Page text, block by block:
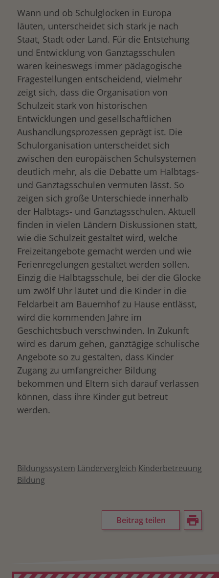
Wann und ob Schulglocken in Europa
läuten, unterscheidet sich stark je nach
Staat, Stadt oder Land. Für die Entstehung
und Entwicklung von Ganztagsschulen
waren keineswegs immer pädagogische
Fragestellungen entscheidend, vielmehr
zeigt sich, dass die Organisation von
Schulzeit stark von historischen
Entwicklungen und gesellschaftlichen
Aushandlungsprozessen geprägt ist. Die
Schulorganisation unterscheidet sich
zwischen den europäischen Schulsystemen
deutlich mehr, als die Debatte um Halbtags-
und Ganztagsschulen vermuten lässt. So
zeigen sich große Unterschiede innerhalb
der Halbtags- und Ganztagsschulen. Aktuell
finden in vielen Ländern Diskussionen statt,
wie die Schulzeit gestaltet wird, welche
Freizeitangebote gemacht werden und wie
Ferienregelungen gestaltet werden sollen.
Einzig die Halbtagsschule, bei der die Glocke
um zwölf Uhr läutet und die Kinder in die
Feldarbeit am Bauernhof zu Hause entlässt,
wird die kommenden Jahre im
Geschichtsbuch verschwinden. In Zukunft
wird es darum gehen, ganztägige schulische
Angebote so zu gestalten, dass Kinder
Zugang zu umfangreicher Bildung
bekommen und Eltern sich darauf verlassen
können, dass ihre Kinder gut betreut
werden.
Bildungssystem Ländervergleich Kinderbetreuung
Bildung
Beitrag teilen